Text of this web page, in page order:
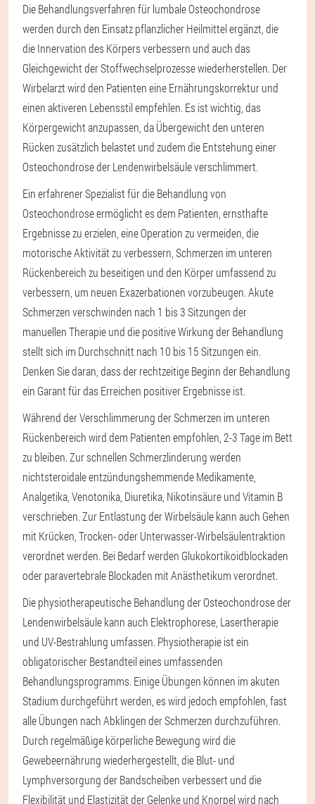
Die Behandlungsverfahren für lumbale Osteochondrose
werden durch den Einsatz pflanzlicher Heilmittel ergänzt, die
die Innervation des Körpers verbessern und auch das
Gleichgewicht der Stoffwechselprozesse wiederherstellen. Der
Wirbelarzt wird den Patienten eine Ernährungskorrektur und
einen aktiveren Lebensstil empfehlen. Es ist wichtig, das
Körpergewicht anzupassen, da Übergewicht den unteren
Rücken zusätzlich belastet und zudem die Entstehung einer
Osteochondrose der Lendenwirbelsäule verschlimmert.
Ein erfahrener Spezialist für die Behandlung von
Osteochondrose ermöglicht es dem Patienten, ernsthafte
Ergebnisse zu erzielen, eine Operation zu vermeiden, die
motorische Aktivität zu verbessern, Schmerzen im unteren
Rückenbereich zu beseitigen und den Körper umfassend zu
verbessern, um neuen Exazerbationen vorzubeugen. Akute
Schmerzen verschwinden nach 1 bis 3 Sitzungen der
manuellen Therapie und die positive Wirkung der Behandlung
stellt sich im Durchschnitt nach 10 bis 15 Sitzungen ein.
Denken Sie daran, dass der rechtzeitige Beginn der Behandlung
ein Garant für das Erreichen positiver Ergebnisse ist.
Während der Verschlimmerung der Schmerzen im unteren
Rückenbereich wird dem Patienten empfohlen, 2-3 Tage im Bett
zu bleiben. Zur schnellen Schmerzlinderung werden
nichtsteroidale entzündungshemmende Medikamente,
Analgetika, Venotonika, Diuretika, Nikotinsäure und Vitamin B
verschrieben. Zur Entlastung der Wirbelsäule kann auch Gehen
mit Krücken, Trocken- oder Unterwasser-Wirbelsäulentraktion
verordnet werden. Bei Bedarf werden Glukokortikoidblockaden
oder paravertebrale Blockaden mit Anästhetikum verordnet.
Die physiotherapeutische Behandlung der Osteochondrose der
Lendenwirbelsäule kann auch Elektrophorese, Lasertherapie
und UV-Bestrahlung umfassen. Physiotherapie ist ein
obligatorischer Bestandteil eines umfassenden
Behandlungsprogramms. Einige Übungen können im akuten
Stadium durchgeführt werden, es wird jedoch empfohlen, fast
alle Übungen nach Abklingen der Schmerzen durchzuführen.
Durch regelmäßige körperliche Bewegung wird die
Gewebeernährung wiederhergestellt, die Blut- und
Lymphversorgung der Bandscheiben verbessert und die
Flexibilität und Elastizität der Gelenke und Knorpel wird nach